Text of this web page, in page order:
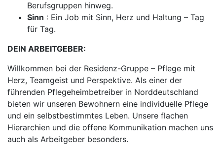
Berufsgruppen hinweg.
Sinn : Ein Job mit Sinn, Herz und Haltung – Tag
für Tag.
DEIN ARBEITGEBER:
Willkommen bei der Residenz-Gruppe – Pflege mit
Herz, Teamgeist und Perspektive. Als einer der
führenden Pflegeheimbetreiber in Norddeutschland
bieten wir unseren Bewohnern eine individuelle Pflege
und ein selbstbestimmtes Leben. Unsere flachen
Hierarchien und die offene Kommunikation machen uns
auch als Arbeitgeber besonders.